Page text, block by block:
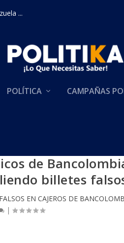
...
POLÍTICA CAMPAÑAS
de
billetes
EN CAJEROS DE
|